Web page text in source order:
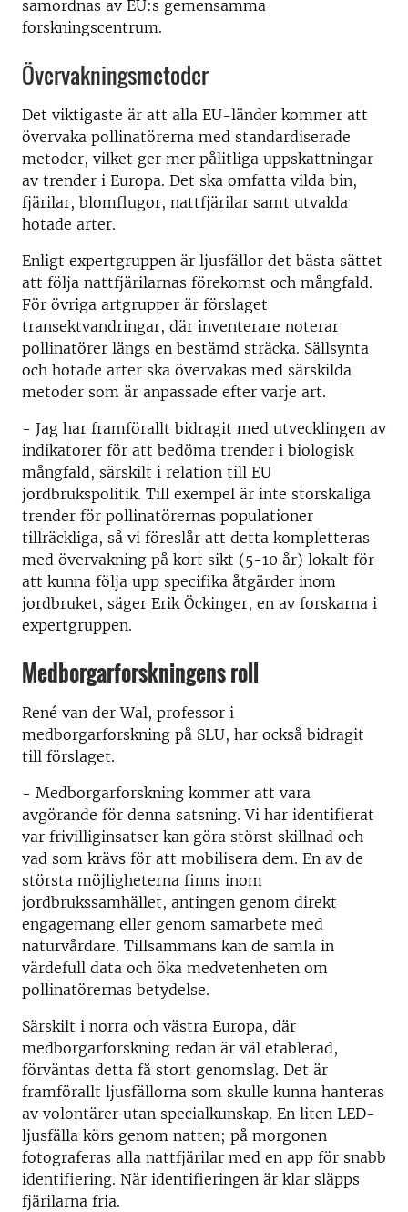
samordnas av EU:s gemensamma
forskningscentrum.
Övervakningsmetoder
Det viktigaste är att alla EU-länder kommer att
övervaka pollinatörerna med standardiserade
metoder, vilket ger mer pålitliga uppskattningar
av trender i Europa. Det ska omfatta vilda bin,
fjärilar, blomflugor, nattfjärilar samt utvalda
hotade arter.
Enligt expertgruppen är ljusfällor det bästa sättet
att följa nattfjärilarnas förekomst och mångfald.
För övriga artgrupper är förslaget
transektvandringar, där inventerare noterar
pollinatörer längs en bestämd sträcka. Sällsynta
och hotade arter ska övervakas med särskilda
metoder som är anpassade efter varje art.
- Jag har framförallt bidragit med utvecklingen av
indikatorer för att bedöma trender i biologisk
mångfald, särskilt i relation till EU
jordbrukspolitik. Till exempel är inte storskaliga
trender för pollinatörernas populationer
tillräckliga, så vi föreslår att detta kompletteras
med övervakning på kort sikt (5-10 år) lokalt för
att kunna följa upp specifika åtgärder inom
jordbruket, säger Erik Öckinger, en av forskarna i
expertgruppen.
Medborgarforskningens roll
René van der Wal, professor i
medborgarforskning på SLU, har också bidragit
till förslaget.
- Medborgarforskning kommer att vara
avgörande för denna satsning. Vi har identifierat
var frivilliginsatser kan göra störst skillnad och
vad som krävs för att mobilisera dem. En av de
största möjligheterna finns inom
jordbrukssamhället, antingen genom direkt
engagemang eller genom samarbete med
naturvårdare. Tillsammans kan de samla in
värdefull data och öka medvetenheten om
pollinatörernas betydelse.
Särskilt i norra och västra Europa, där
medborgarforskning redan är väl etablerad,
förväntas detta få stort genomslag. Det är
framförallt ljusfällorna som skulle kunna hanteras
av volontärer utan specialkunskap. En liten LED-
ljusfälla körs genom natten; på morgonen
fotograferas alla nattfjärilar med en app för snabb
identifiering. När identifieringen är klar släpps
fjärilarna fria.